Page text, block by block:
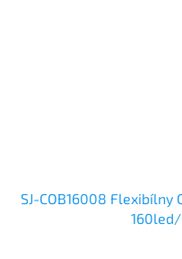
SJ-COB16008 Flexibílny